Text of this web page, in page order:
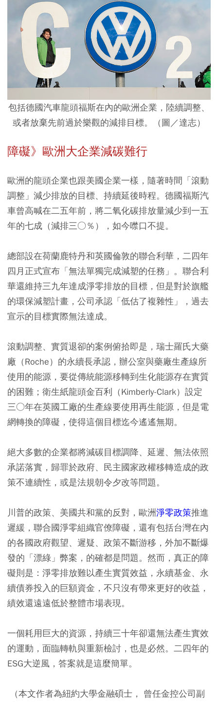
包括德國汽車龍頭福斯在內的歐洲企業，陸續調整、
或者放棄先前過於樂觀的減排目標。（圖／達志）
障礙》歐洲大企業減碳難行
歐洲的龍頭企業也跟美國企業一樣，隨著時間「滾動
調整」減少排放的目標、持續延後時程。德國福斯汽
車曾高喊在二五年前，將二氧化碳排放量減少到一五
年的七成（減排三○％），如今噤口不提。
總部設在荷蘭鹿特丹和英國倫敦的聯合利華，二四年
四月正式宣布「無法單獨完成減塑的任務」。聯合利
華還維持三九年達成淨零排放的目標，但是對於旗艦
的環保減塑計畫，公司承認「低估了複雜性」，過去
宣示的目標實際無法達成。
滾動調整、實質退卻的案例俯拾即是，瑞士羅氏大藥
廠（Roche）的永續長承認，辦公室與藥廠生產線所
使用的能源，要從傳統能源移轉到生化能源存在實質
的困難；衛生紙龍頭金百利（Kimberly-Clark）設定
三○年在英國工廠的生產線要使用再生能源，但是電
網轉換的障礙，使得這個目標迄今遙遙無期。
絕大多數的企業都將減碳目標調降、延遲、無法依照
承諾落實，歸罪於政府、民主國家政權移轉造成的政
策不連續性，或是法規朝令夕改等問題。
川普的政策、美國共和黨的反對，歐洲淨零政策推進
遲緩，聯合國淨零組織官僚障礙，還有包括台灣在內
的各國政府觀望、遲疑、政策不斷游移，外加不斷爆
發的「漂綠」弊案，的確都是問題。然而，真正的障
礙則是：淨零排放難以產生實質效益，永續基金、永
續債券投入的巨額資金，不只沒有帶來更好的收益，
績效還遠遠低於整體市場表現。
一個耗用巨大的資源，持續三十年卻還無法產生實效
的運動，面臨轉軌與重新檢討，也是必然。二四年的
ESG大逆風，答案就是這麼簡單。
（本文作者為紐約大學金融碩士， 曾任金控公司副